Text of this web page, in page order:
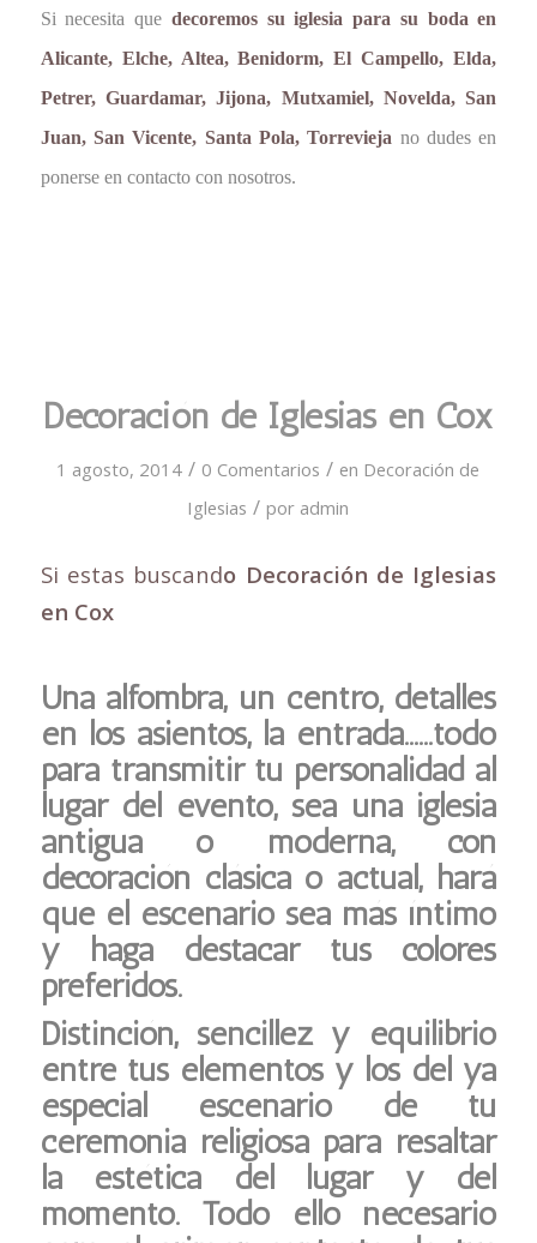
Si necesita que decoremos su iglesia para su boda en
Alicante, Elche, Altea, Benidorm, El Campello, Elda,
Petrer, Guardamar, Jijona, Mutxamiel, Novelda, San
Juan, San Vicente, Santa Pola, Torrevieja no dudes en
ponerse en contacto con nosotros.
Decoración de Iglesias en Cox
1 agosto, 2014 / 0 Comentarios / en Decoración de
Iglesias / por admin
Si estas buscando Decoración de Iglesias
en Cox
Una alfombra, un centro, detalles
en los asientos, la entrada……todo
para transmitir tu personalidad al
lugar del evento, sea una iglesia
antigua o moderna, con
decoración clásica o actual, hará
que el escenario sea más íntimo
y haga destacar tus colores
preferidos.
Distinción, sencillez y equilibrio
entre tus elementos y los del ya
especial escenario de tu
ceremonia religiosa para resaltar
la estética del lugar y del
momento. Todo ello necesario